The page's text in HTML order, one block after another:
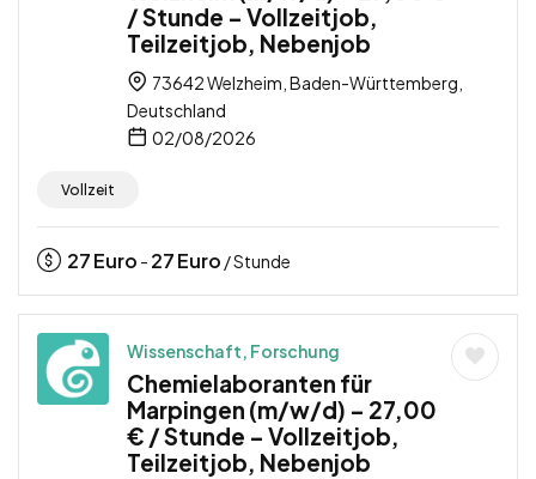
/ Stunde – Vollzeitjob,
Teilzeitjob, Nebenjob
73642 Welzheim, Baden-Württemberg,
Deutschland
02/08/2026
Vollzeit
27Euro - 27Euro / Stunde
Wissenschaft, Forschung
Chemielaboranten für
Marpingen (m/w/d) – 27,00
€ / Stunde – Vollzeitjob,
Teilzeitjob, Nebenjob